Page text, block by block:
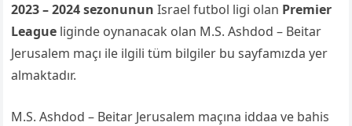
2023 – 2024 sezonunun Israel futbol ligi olan Premier
League liginde oynanacak olan M.S. Ashdod – Beitar
Jerusalem maçı ile ilgili tüm bilgiler bu sayfamızda yer
almaktadır.
M.S. Ashdod – Beitar Jerusalem maçına iddaa ve bahis